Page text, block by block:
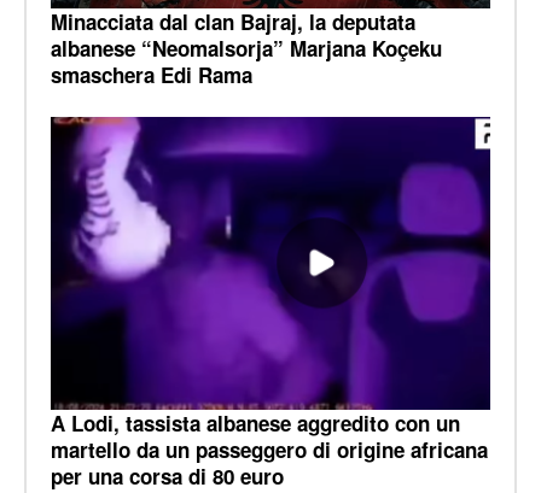
Minacciata dal clan Bajraj, la deputata
albanese “Neomalsorja” Marjana Koçeku
smaschera Edi Rama
A Lodi, tassista albanese aggredito con un
martello da un passeggero di origine africana
per una corsa di 80 euro